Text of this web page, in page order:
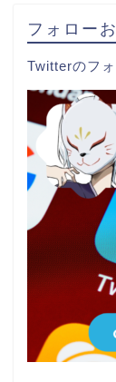
フォロー
Twitterのフ